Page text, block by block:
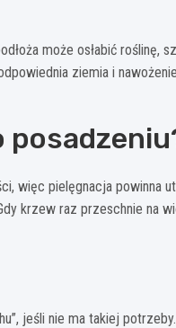
może osłabić roślinę,
ziemia i
więc pielęgnacja powinna
krzew raz przeschnie na
jeśli nie ma takiej